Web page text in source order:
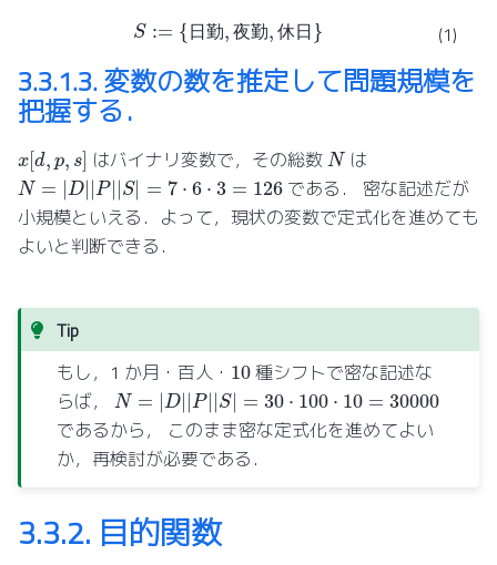
(1)
日 勤 夜 勤 休日
S:={ 日勤,夜勤,休日}
3.3.1.3.変数の数を推定して問題規模を
把握する．
x[d, p,s はバイナリ変数で，その総数N は
N= |D||P||S|=7⋅6 =126
である． 密な記述だが
小規模といえる．よって，現状の変数で定式化を進めても
よいと判断できる．
Tip
もし，1 か月・百人・ 10種シフトで密な記述な
らば，N=|D |P||S|=30 100⋅10=30000
であるから， このまま密な定式化を進めてよい
か，再検討が必要である．
3.3.2. 目的関数